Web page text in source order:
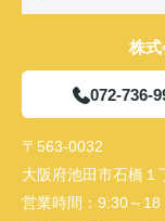
株
072-736-
〒563-0032
大阪府池田市石橋
営業時間： 9:30～18